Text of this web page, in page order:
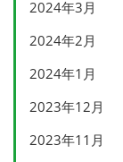
2024年3月
2024年2月
2024年1月
2023年12月
2023年11月